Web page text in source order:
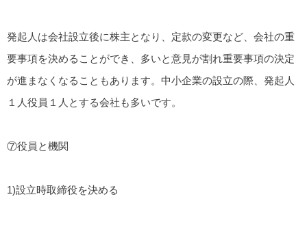
発起人は会社設立後に株主となり、定款の変更など、会社の重
要事項を決めることができ、多いと意見が割れ重要事項の決定
が進まなくなることもあります。中小企業の設立の際、発起人
１人役員１人とする会社も多いです。
⑦役員と機関
1)設立時取締役を決める